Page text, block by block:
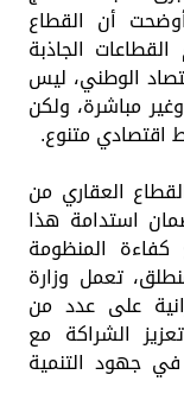
أن القطاع
الجاذبة
الوطني، ليس
مباشرة، ولكن
العقاري من
استدامة هذا
كفاءة المنظومة
تعمل وزارة
على عدد من
الشراكة مع
في جهود التنمية